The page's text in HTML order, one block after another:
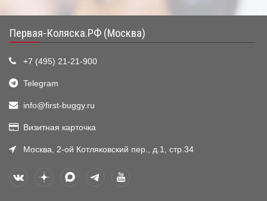
Первая-Коляска.РФ (Москва)
+7 (495) 21-21-900
Telegram
info@first-buggy.ru
Визитная карточка
Москва, 2-ой Котляковский пер., д.1, стр.34